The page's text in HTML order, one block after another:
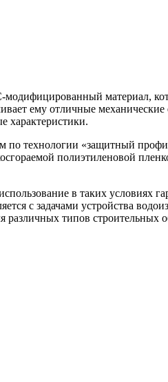
материал,
ему отличные
характеристики.
технологии «защитный
полиэтиленовой
в таких условиях
с задачами устройства
различных типов строительных